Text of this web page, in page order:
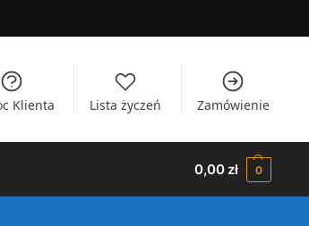
Klienta Lista życzeń Zamówienie
0,00zł 0